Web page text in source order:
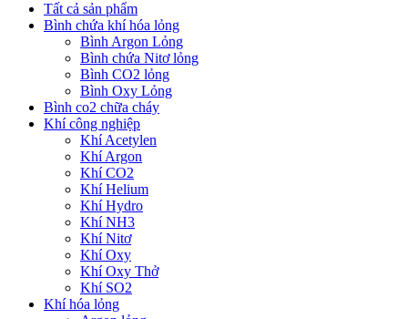
Tất cả sản phẩm
Bình chứa khí hóa lỏng
Bình Argon Lỏng
Bình chứa Nitơ lỏng
Bình CO2 lỏng
Bình Oxy Lỏng
Bình co2 chữa cháy
Khí công nghiệp
Khí Acetylen
Khí Argon
Khí CO2
Khí Helium
Khí Hydro
Khí NH3
Khí Nitơ
Khí Oxy
Khí Oxy Thở
Khí SO2
Khí hóa lỏng